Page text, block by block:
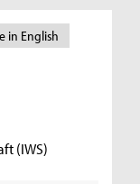
in English
(IWS)